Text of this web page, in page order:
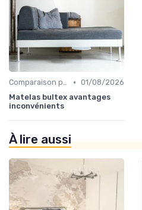
Comparaison par marque • 01/08/2026
Matelas bultex avantages
inconvénients
À lire aussi